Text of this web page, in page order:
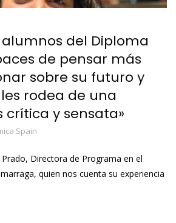
alumnos del Diploma
de pensar más
sobre su futuro y
rodea de una
y sensata»
Spain
Directora de Programa en el
quien nos cuenta su experiencia